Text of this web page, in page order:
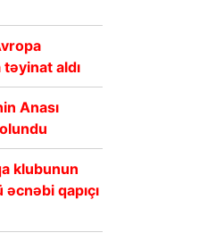
təyinat aldı
Anası
klubunun
qapıçı